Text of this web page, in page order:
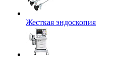
Жесткая эндоскопия